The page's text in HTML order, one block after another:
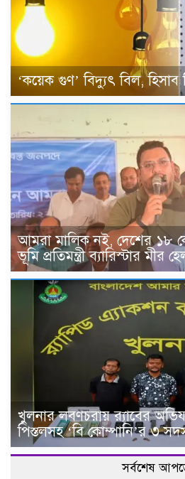
‘কয়েক গুণ’ বিদ্যুৎ বিল, হিসাব
আমরা মালিক নই, দেশের ১৮
ভূমি প্রতিমন্ত্রী ব্যারিস্টার মীর
খুলনার লবণচরায় র‍্যাবের
পিস্তলসহ ‘বি কোম্পানি’র ৩
সর্বশেষ